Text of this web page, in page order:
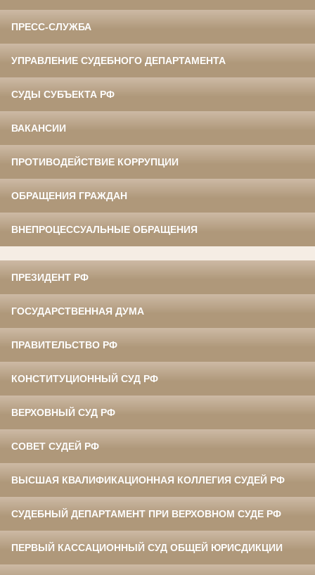
ПРЕСС-СЛУЖБА
УПРАВЛЕНИЕ СУДЕБНОГО ДЕПАРТАМЕНТА
СУДЫ СУБЪЕКТА РФ
ВАКАНСИИ
ПРОТИВОДЕЙСТВИЕ КОРРУПЦИИ
ОБРАЩЕНИЯ ГРАЖДАН
ВНЕПРОЦЕССУАЛЬНЫЕ ОБРАЩЕНИЯ
ПРЕЗИДЕНТ РФ
ГОСУДАРСТВЕННАЯ ДУМА
ПРАВИТЕЛЬСТВО РФ
КОНСТИТУЦИОННЫЙ СУД РФ
ВЕРХОВНЫЙ СУД РФ
СОВЕТ СУДЕЙ РФ
ВЫСШАЯ КВАЛИФИКАЦИОННАЯ КОЛЛЕГИЯ СУДЕЙ РФ
СУДЕБНЫЙ ДЕПАРТАМЕНТ ПРИ ВЕРХОВНОМ СУДЕ РФ
ПЕРВЫЙ КАССАЦИОННЫЙ СУД ОБЩЕЙ ЮРИСДИКЦИИ